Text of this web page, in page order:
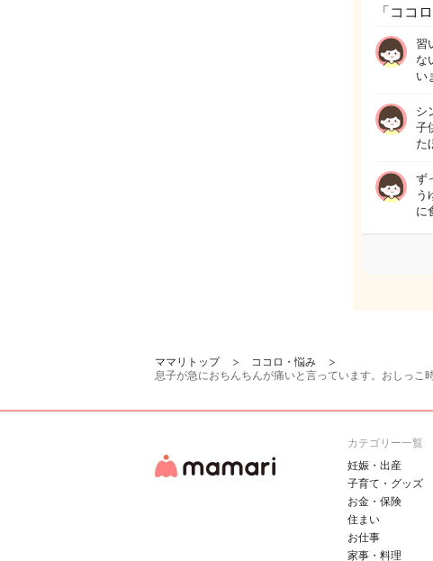
「ココ
習
な
い
シ
子
た
ず
う
に
ママリトップ
ココロ・悩み
息子が急におちんちんが痛いと言っています。おしっこ
カテゴリー一覧
妊娠・出産
子育て・グッズ
お金・保険
住まい
お仕事
家事・料理